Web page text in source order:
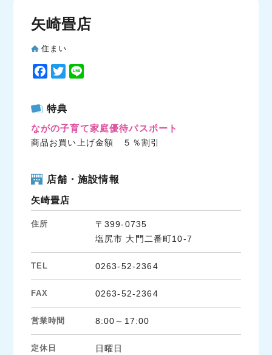
矢崎畳店
住まい
F
e
b
o
k
T
t
t
e
特典
ながの子育て家庭優待パスポート
商品お買い上げ金額 ５％割引
店舗・施設情報
矢崎畳店
住所
〒399-0735
塩尻市 大門二番町10-7
TEL 0263-52-2364
FAX 0263-52-2364
営業時間 8:00～17:00
定休日 日曜日